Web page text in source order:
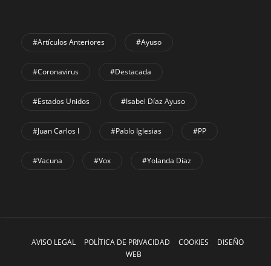
#Artículos Anteriores #Ayuso
#coronavirus #Destacada
#Estados Unidos #Isabel Díaz Ayuso
#Juan Carlos I #Pablo Iglesias #PP
#Vacuna #Vox #Yolanda Díaz
AVISO LEGAL POLÍTICA DE PRIVACIDAD COOKIES
DISEÑO
WEB